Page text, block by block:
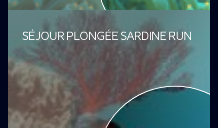
SÉJOUR PLONGÉE SARDINE RUN